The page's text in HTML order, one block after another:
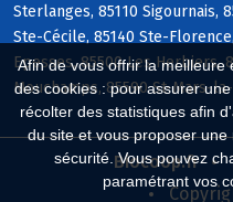
Afin de vous offrir la meilleure
des cookies : pour assurer
récolter des statistiques afin
du site et vous proposer
sécurité. Vous pouvez
paramétrant vos
Sterlanges, 85110 Sigournais,
Ste-Cécile, 85140 Ste-
Epesses, 85500 Les Herbiers,
Mouchamps, 85590 St-Mars-
Biocoop.fr